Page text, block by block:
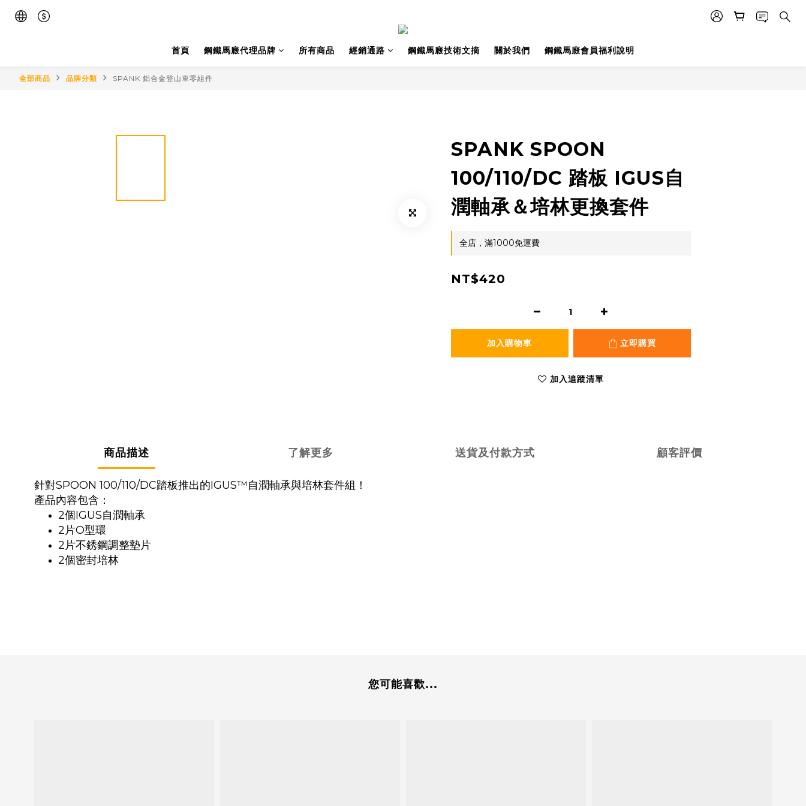
首頁 鋼鐵馬廄代理品牌 所有商品 經銷通路 鋼鐵馬廄技術文摘 關於我們 鋼鐵馬廄會員福利說明
全部商品 品牌分類 SPANK 鋁合金登山車零組件
SPANK SPOON
100/110/DC 踏板 IGUS自
潤軸承＆培林更換套件
全店，滿1000免運費
NT$420
加入購物車 立即購買
加入追蹤清單
商品描述 了解更多 送貨及付款方式 顧客評價
針對SPOON 100/110/DC踏板推出的IGUS™自潤軸承與培林套件組！
產品內容包含：
2個IGUS自潤軸承
2片O型環
2片不銹鋼調整墊片
2個密封培林
您可能喜歡...